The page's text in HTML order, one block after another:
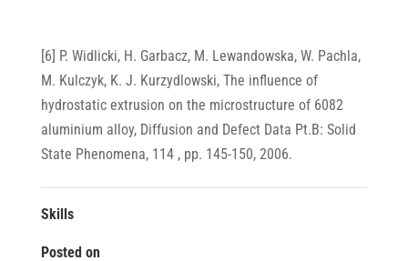
[6] P. Widlicki, H. Garbacz, M. Lewandowska, W. Pachla,
M. Kulczyk, K. J. Kurzydlowski, The influence of
hydrostatic extrusion on the microstructure of 6082
aluminium alloy, Diffusion and Defect Data Pt.B: Solid
State Phenomena, 114 , pp. 145-150, 2006.
Skills
Posted on